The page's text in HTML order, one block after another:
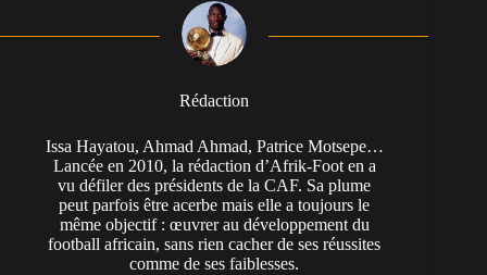
Rédaction
Issa Hayatou, Ahmad Ahmad, Patrice Motsepe…
Lancée en 2010, la rédaction d’Afrik-Foot en a
vu défiler des présidents de la CAF. Sa plume
peut parfois être acerbe mais elle a toujours le
même objectif : œuvrer au développement du
football africain, sans rien cacher de ses réussites
comme de ses faiblesses.